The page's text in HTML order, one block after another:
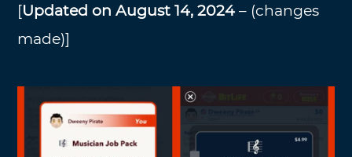
[Updated on August 14, 2024 – (changes
made)]